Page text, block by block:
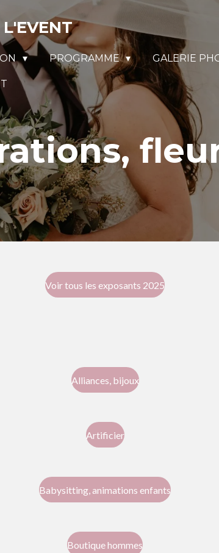
L'EVENT
PROGRAMME GALERIE
Voir tous les exposants 2025
Alliances, bijoux
Artificier
Babysitting, animations enfants
Boutique hommes